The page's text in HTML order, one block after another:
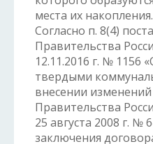
места их накопления.
Согласно п. 8(4)
Правительства
12.11.2016 г. № 1156
твердыми
внесении
Правительства
25 августа 2008 г. №
заключения